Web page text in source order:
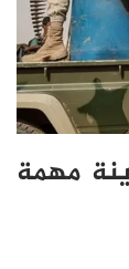
مهمة